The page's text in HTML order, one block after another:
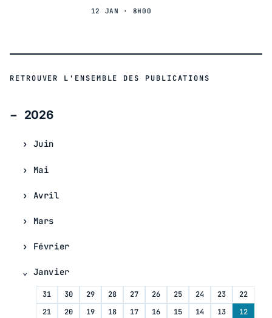
12 JAN · 8H00
RETROUVER L'ENSEMBLE DES PUBLICATIONS
2026
Juin
Mai
Avril
Mars
Février
Janvier
31 30 29 28 27 26 25 24 23
22
21
20 19 18 17 16 15 14 13
12